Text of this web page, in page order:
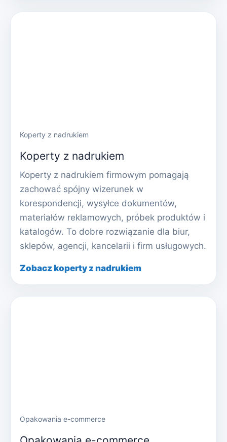
Koperty z nadrukiem
Koperty z nadrukiem
Koperty z nadrukiem firmowym pomagają
zachować spójny wizerunek w
korespondencji, wysyłce dokumentów,
materiałów reklamowych, próbek produktów i
katalogów. To dobre rozwiązanie dla biur,
sklepów, agencji, kancelarii i firm usługowych.
Zobacz koperty z nadrukiem
Opakowania e-commerce